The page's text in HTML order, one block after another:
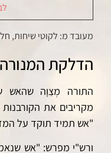
מעובד מ: לקוטי שיחות, חלק י"ז,
הדלקת
התורה מְצַוָה שהאש
מקריבים את
"אש תמיד תוקד על
ורש"י מפרש: "אש